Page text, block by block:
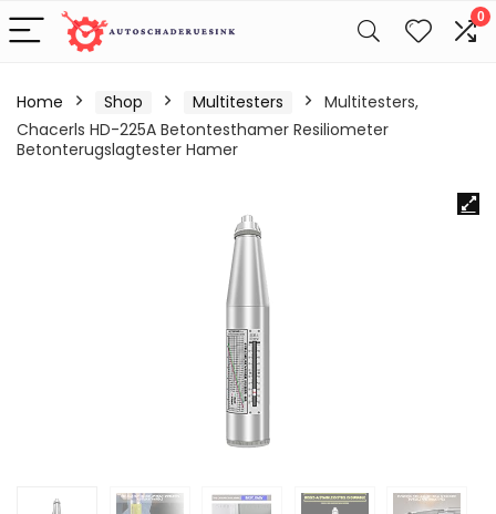
0
Home Shop Multitesters
Multitesters,
Chacerls HD-225A Betontesthamer Resiliometer
Betonterugslagtester Hamer